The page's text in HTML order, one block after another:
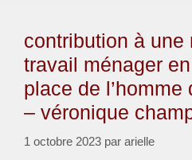
contribution à une
travail ménager
place de
– véronique
1 octobre 2023 par arielle